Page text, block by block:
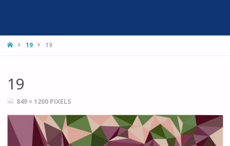
HOME
19 19
19
FULL849 × 1200 PIXELS